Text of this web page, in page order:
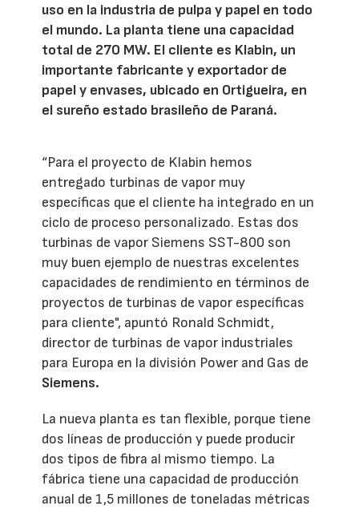
uso en la industria de pulpa y papel en todo
el mundo. La planta tiene una capacidad
total de 270 MW. El cliente es Klabin, un
importante fabricante y exportador de
papel y envases, ubicado en Ortigueira, en
el sureño estado brasileño de Paraná.
“Para el proyecto de Klabin hemos
entregado turbinas de vapor muy
específicas que el cliente ha integrado en un
ciclo de proceso personalizado. Estas dos
turbinas de vapor Siemens SST-800 son
muy buen ejemplo de nuestras excelentes
capacidades de rendimiento en términos de
proyectos de turbinas de vapor específicas
para cliente", apuntó Ronald Schmidt,
director de turbinas de vapor industriales
para Europa en la división Power and Gas de
Siemens.
La nueva planta es tan flexible, porque tiene
dos líneas de producción y puede producir
dos tipos de fibra al mismo tiempo. La
fábrica tiene una capacidad de producción
anual de 1,5 millones de toneladas métricas